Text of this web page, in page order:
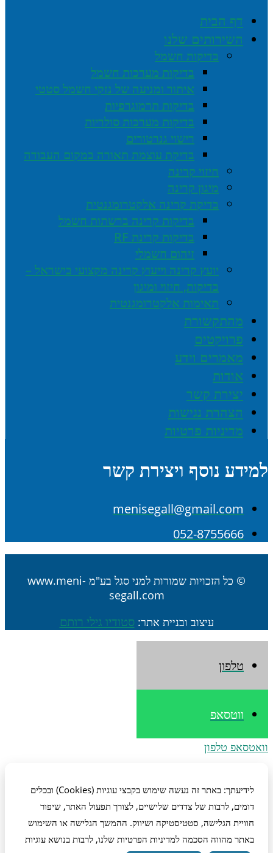
דף הבית
השירותים שלנו
בדיקות חשמל
בדיקות מערכות חשמל
איתור ומניעה של נזקי חשמל סטטי
בדיקות תרמוגרפיות
בדיקות מערכות סולריות
רישוי גנרטורים
בדיקת עוצמת תאורה במקום העבודה
חיזוי קרינה
מיגון קרינה
בדיקת קרינה אלקטרומגנטית
בדיקות קרינה ברשתות חשמל
בדיקות קרינת RF
זיהום חשמלי
יועץ קרינה וייעוץ קרינה מקצועי בישראל –
בדיקות, חיזוי ומיגון
תאימות אלקטרומגנטית
מהתקשורת
פרויקטים
מאמרים וידע
אודות
יצירת קשר
הצהרת נגישות
מדיניות פרטיות
למידע נוסף ויצירת קשר
menisegall@gmail.com
052-8755666
© כל הזכויות שמורות למני סגל בע"מ www.meni-
segall.com
עיצוב ובניית אתר: סטודיו גילי רותם
טלפון
ווטסאפ
וואטסאפ טלפון
לידיעתך: באתר זה נעשה שימוש בקבצי עוגיות (Cookies) ובכלים
דומים, לרבות של צדדים שלישיים, לצורך תפעול האתר, שיפור
חוויית הגלישה, סטטיסטיקה ושיווק. ההמשך הגלישה או השימוש
באתר מהווה הסכמה למדיניות הפרטיות שלנו, לרבות בנושא עוגיות